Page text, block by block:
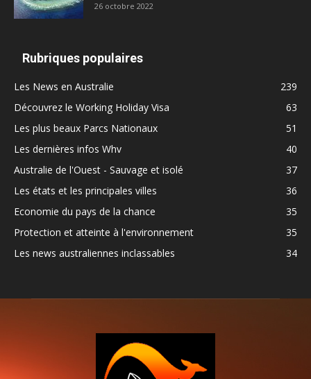
26 octobre 2022
Rubriques populaires
Les News en Australie
239
Découvrez le Working Holiday Visa
63
Les plus beaux Parcs Nationaux
51
Les dernières infos Whv
40
Australie de l'Ouest - Sauvage et isolé
37
Les états et les principales villes
36
Economie du pays de la chance
35
Protection et atteinte à l'environnement
35
Les news australiennes inclassables
34